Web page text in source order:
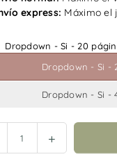
express: Máximo el
Dropdown - Si - 20
Dropdown - Si -
Dropdown - Si -
Incrementar
cantidad